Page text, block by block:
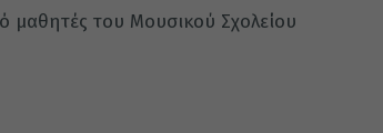
μαθητές του Μουσικού Σχολείου